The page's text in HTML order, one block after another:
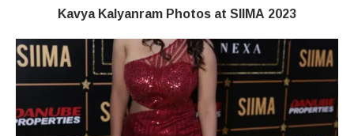
Kavya Kalyanram Photos at SIIMA 2023